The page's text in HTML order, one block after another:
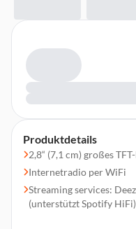
Produktdetails
2,8“ (7,1 cm) großes
Internetradio per WiFi
Streaming services:
(unterstützt Spotify HiFi)